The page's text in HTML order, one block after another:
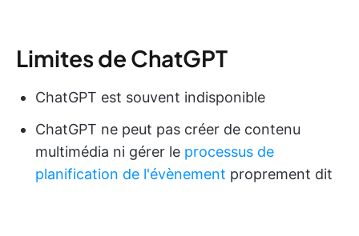
Limites de ChatGPT
ChatGPT est souvent indisponible
ChatGPT ne peut pas créer de contenu
multimédia ni gérer le processus de
planification de l'évènement proprement dit